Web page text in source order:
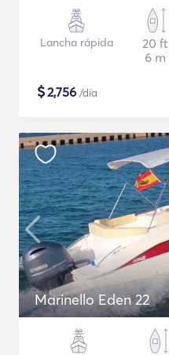
Lancha rápida
20 ft
6 m
$2,756 /día
Marinello Eden 22